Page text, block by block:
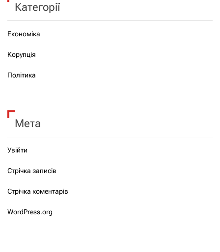
Категорії
Економіка
Корупція
Політика
Мета
Увійти
Стрічка записів
Стрічка коментарів
WordPress.org